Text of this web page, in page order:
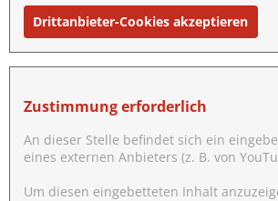
Drittanbieter-Cookies akzeptieren
Zustimmung erforderlich
An dieser Stelle befindet sich ein
eines externen Anbieters (z. B. von
Um diesen eingebetteten Inhalt